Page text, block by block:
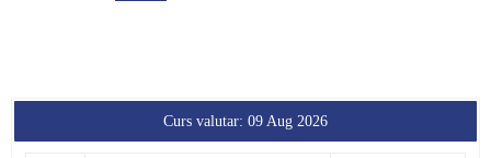
Curs valutar: 09 Aug 2026